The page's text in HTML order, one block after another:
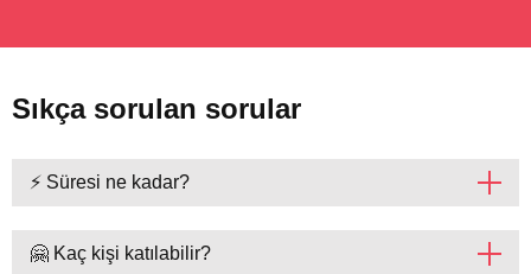
Sıkça sorulan sorular
⚡ Süresi ne kadar?
🤗 Kaç kişi katılabilir?